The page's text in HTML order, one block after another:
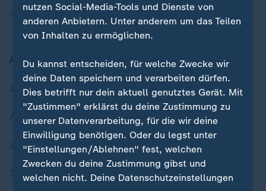
Aktuell bei ZDFheute
Zuletzt veröffentlicht
Aktuelle Sendungs-Videos
ZDFheute Stories
Themen im Überblick
nutzen Social-Media-Tools und Dienste von
anderen Anbietern. Unter anderem um das Teilen
von Inhalten zu ermöglichen.
Du kannst entscheiden, für welche Zwecke wir
deine Daten speichern und verarbeiten dürfen.
Dies betrifft nur dein aktuell genutztes Gerät. Mit
"Zustimmen" erklärst du deine Zustimmung zu
unserer Datenverarbeitung, für die wir deine
Einwilligung benötigen. Oder du legst unter
"Einstellungen/Ablehnen" fest, welchen
Zwecken du deine Zustimmung gibst und
welchen nicht. Deine Datenschutzeinstellungen